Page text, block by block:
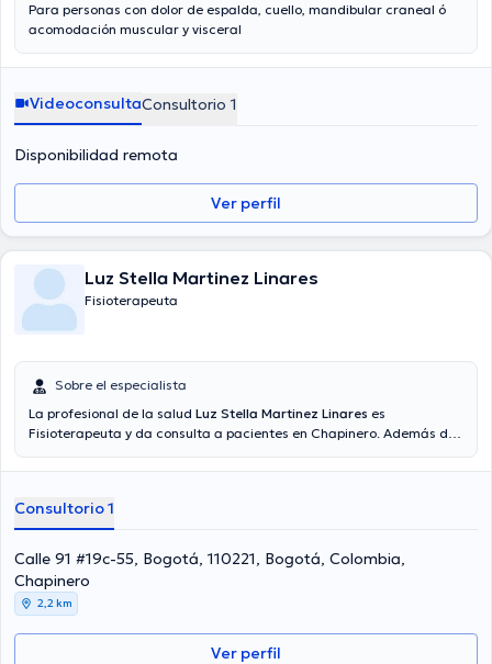
Para personas con dolor de espalda, cuello, mandibular craneal ó
acomodación muscular y visceral
VideoconsultaConsultorio 1
Disponibilidad remota
Ver perfil
Luz Stella Martinez Linares
Fisioterapeuta
Sobre el especialista
La profesional de la salud Luz Stella Martinez Linares es
Fisioterapeuta y da consulta a pacientes en Chapinero. Además de
de experiencia en su área de especialidad. La Dra. tiene numerosos
Asimismo, ella ha participado como miembro de diversas
asociaciones médicas. Luz Stella Martinez Linares ha formado
parte en diversas conferencias con la intención de lograr tener una
formación continua en su disciplina de especialización y ha
compartido importantes publicaciones. Español es el idioma
principal manejados por la Dra.
Consultorio 1
Calle 91 #19c-55, Bogotá, 110221, Bogotá, Colombia,
Chapinero
2,2 km
Ver perfil